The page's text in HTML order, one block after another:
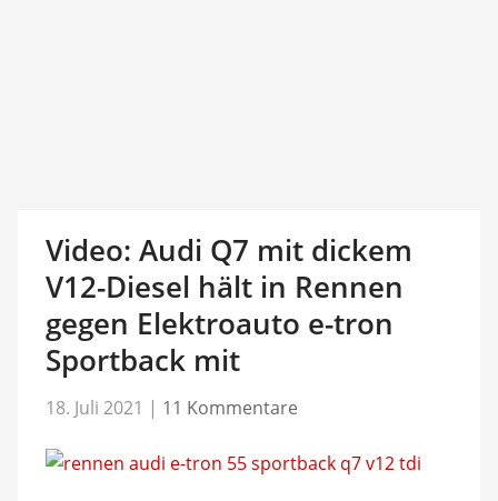
Video: Audi Q7 mit dickem
V12-Diesel hält in Rennen
gegen Elektroauto e-tron
Sportback mit
18. Juli 2021 | 11 Kommentare